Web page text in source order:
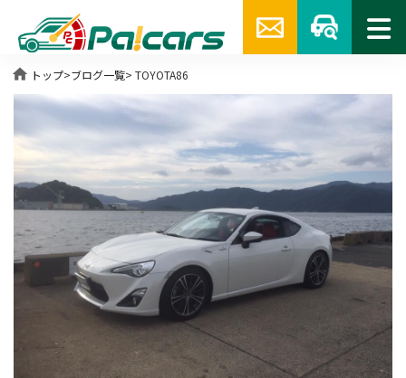
home トップ>ブログ一覧> TOYOTA86